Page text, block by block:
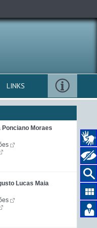
LINKS
Ponciano Moraes
Lucas Maia